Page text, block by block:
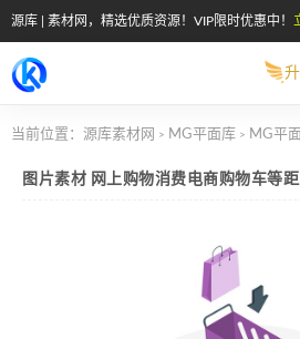
源库 | 素材网，精选优质资源！VIP限时优惠中！
当前位置： 源库素材网 > MG平面库 > MG平
图片素材 网上购物消费电商购物车等